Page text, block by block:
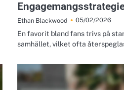
Ethan Blackwood 05/02/2026
En favorit bland fans trivs på
samhället, vilket ofta